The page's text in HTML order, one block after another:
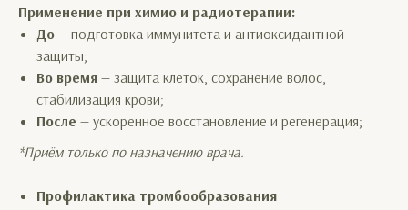
Применение при химио и радиотерапии:
До — подготовка иммунитета и антиоксидантной
защиты;
Во время — защита клеток, сохранение волос,
стабилизация крови;
После — ускоренное восстановление и регенерация;
*Приём только по назначению врача.
Профилактика тромбообразования